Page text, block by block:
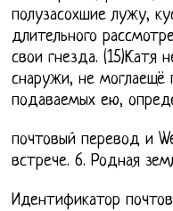
полузасохшие лужу,
длительного
свои гнезда. (15)Катя
снаружи, не моглаещё
подаваемых ею,
почтовый перевод и
встрече. 6. Родная
Идентификатор